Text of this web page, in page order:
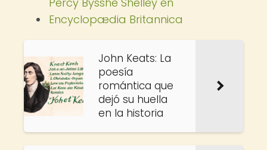
Encyclopædia Britannica
John Keats: La
poesía
romántica que
dejó su huella
en la historia